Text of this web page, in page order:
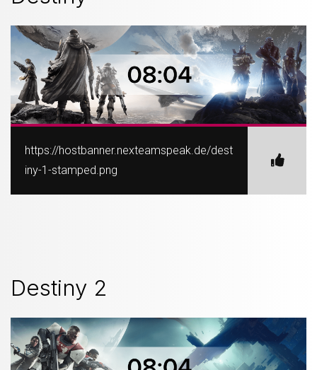
https://hostbanner.nexteamspeak.de/dest
iny-1-stamped.png
Destiny 2